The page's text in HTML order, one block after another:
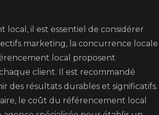
local, il est essentiel de considérer
marketing, la concurrence locale
local proposent
client. Il est recommandé
des résultats durables et significatifs.
le coût du référencement local